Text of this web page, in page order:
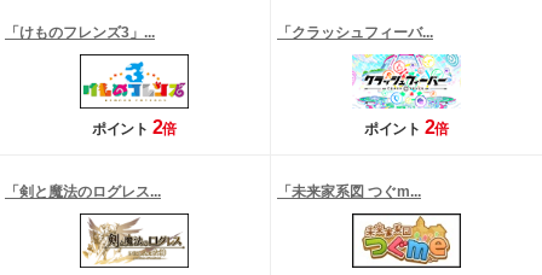
「けものフレンズ3」...
ポイント 2倍
「クラッシュフィーバ...
ポイント 2倍
「剣と魔法のログレス... 「未来家系図 つぐm...